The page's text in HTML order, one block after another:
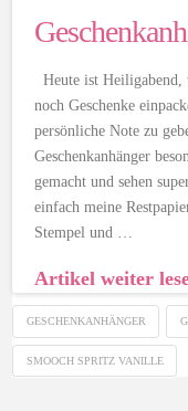
Heute ist
noch Geschenke
persönliche Note zu
Geschenkanhänger
gemacht und sehen
einfach meine
Stempel und …
Artikel weiter
GESCHENKANHÄNGER
SMOOCH SPRITZ VANILLE